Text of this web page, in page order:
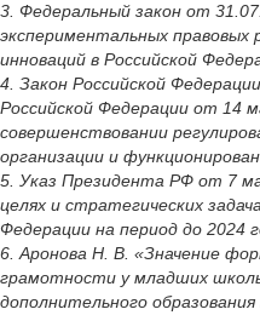
3. Федеральный закон от
экспериментальных
инноваций в Российской
4. Закон Российской
Российской Федерации от
совершенствовании
организации и
5. Указ Президента РФ от 7
целях и стратегических
Федерации на период до 2024
6. Аронова Н. В. «Значение
грамотности у младших
дополнительного